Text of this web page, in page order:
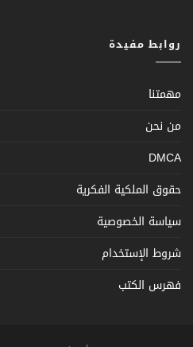
روابط مفيدة
مهمتنا
من نحن
DMCA
حقوق الملكية الفكرية
سياسة الخصوصية
شروط الإستخدام
فهرس الكتب